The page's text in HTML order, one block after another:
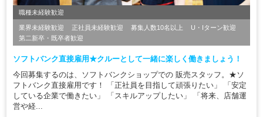
職種未経験歓迎
業界未経験歓迎 正社員未経験歓迎 募集人数10名以上
U・Iターン歓迎
第二新卒・既卒者歓迎
ソフトバンク直接雇用★クルーとして一緒に楽しく働きましょう！
今回募集するのは、ソフトバンクショップでの 販売スタッフ。★ソ
フトバンク直接雇用です！ 「正社員を目指して頑張りたい」 「安定
している企業で働きたい」 「スキルアップしたい」 「将来、店舗運
営や経...